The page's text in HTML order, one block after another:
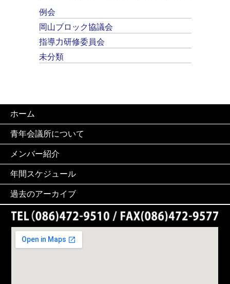
例会
岡山ブロック協議会
指導力研修委員会
未分類
ホーム
青年会議所について
メンバー紹介
年間スケジュール
過去のアーカイブ